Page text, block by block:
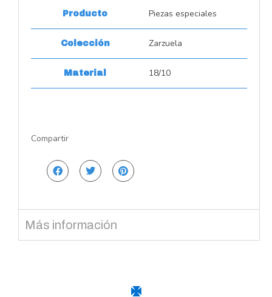
Producto Piezas especiales
Colección Zarzuela
Material 18/10
Compartir
Más información